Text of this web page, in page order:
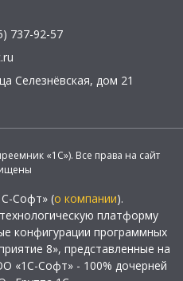
737-92-57
Селезнёвская, дом 21
«1С»). Все права на сайт
Софт» (о компании).
платформу
конфигурации программных
8», представленные на
«1С-Софт» - 100% дочерней